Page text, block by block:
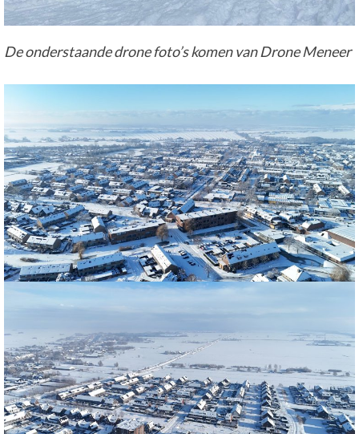
De onderstaande drone foto’s komen van Drone Meneer